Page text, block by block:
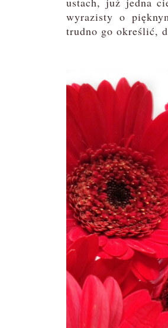
wyrazisty o
trudno go określić,